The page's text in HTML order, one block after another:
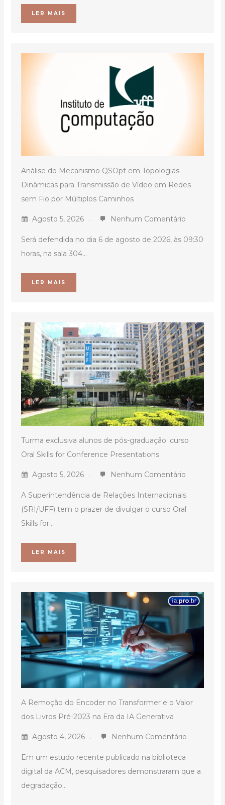
LER MAIS
Análise do Mecanismo QSOpt em Topologias
Dinâmicas para Transmissão de Vídeo em Redes
sem Fio por Múltiplos Caminhos
Agosto 5, 2026 Nenhum Comentário
Será defendida no dia 6 de agosto de 2026, às 09:30
horas, na sala 304...
LER MAIS
Turma exclusiva alunos de pós-graduação: curso
Oral Skills for Conference Presentations
Agosto 5, 2026 Nenhum Comentário
A Superintendência de Relações Internacionais
(SRI/UFF) tem o prazer de divulgar o curso Oral
Skills for...
LER MAIS
A Remoção do Encoder no Transformer e o Valor
dos Livros Pré-2023 na Era da IA Generativa
Agosto 4, 2026 Nenhum Comentário
Em um estudo recente publicado na biblioteca
digital da ACM, pesquisadores demonstraram que a
degradação...